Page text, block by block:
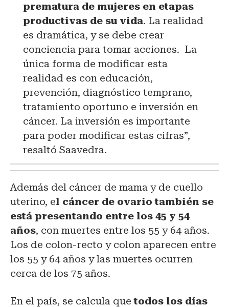
prematura de mujeres en etapas
productivas de su vida. La realidad
es dramática, y se debe crear
conciencia para tomar acciones. La
única forma de modificar esta
realidad es con educación,
prevención, diagnóstico temprano,
tratamiento oportuno e inversión en
cáncer. La inversión es importante
para poder modificar estas cifras”,
resaltó Saavedra.
Además del cáncer de mama y de cuello
uterino, el cáncer de ovario también se
está presentando entre los 45 y 54
años, con muertes entre los 55 y 64 años.
Los de colon-recto y colon aparecen entre
los 55 y 64 años y las muertes ocurren
cerca de los 75 años.
En el país, se calcula que todos los días